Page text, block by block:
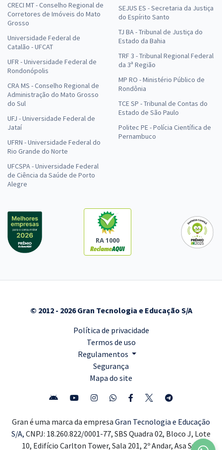
CRECI MT - Conselho Regional de
Corretores de Imóveis do Mato
Grosso
Universidade Federal de
Catalão - UFCAT
UFR - Universidade Federal de
Rondonópolis
CRA MS - Conselho Regional de
Administração do Mato Grosso
do Sul
UFJ - Universidade Federal de
Jataí
UFRN - Universidade Federal do
Rio Grande do Norte
UFCSPA - Universidade Federal
de Ciência da Saúde de Porto
Alegre
SEJUS ES - Secretaria da Justiça
do Espírito Santo
TJ BA - Tribunal de Justiça do
Estado da Bahia
TRF 3 - Tribunal Regional Federal
da 3ª Região
MP RO - Ministério Público de
Rondônia
TCE SP - Tribunal de Contas do
Estado de São Paulo
Politec PE - Polícia Científica de
Pernambuco
RA 1000
© 2012 - 2026 Gran Tecnologia e Educação S/A
Política de privacidade
Termos de uso
Regulamentos
Segurança
Mapa do site
Gran é uma marca da empresa Gran Tecnologia e Educação
S/A, CNPJ: 18.260.822/0001-77, SBS Quadra 02, Bloco J, Lote
10, Edifício Carlton Tower, Sala 201, 2º Andar, Asa Sul,